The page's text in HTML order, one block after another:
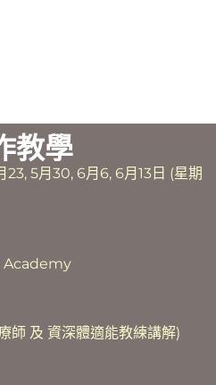
教學
23, 5月30, 6月6, 6月13日 (星期
Academy
師 及 資深體適能教練講解)